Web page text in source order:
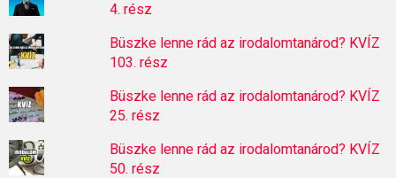
4. rész
Büszke lenne rád az irodalomtanárod? KVÍZ
103. rész
Büszke lenne rád az irodalomtanárod? KVÍZ
25. rész
Büszke lenne rád az irodalomtanárod? KVÍZ
50. rész